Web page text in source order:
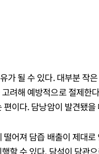
가 될 수 있다. 대부분 작
려해 예방적으로 절제한
이다. 담낭암이 발견됐
어져 담즙 배출이 제대
할 수 있다. 담석이 담관